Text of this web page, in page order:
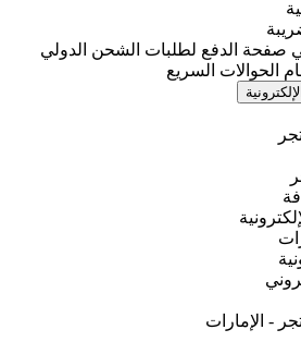
صفحة الدفع لطلبات الشحن الدولي
الحوالات السريع
- الإمارات